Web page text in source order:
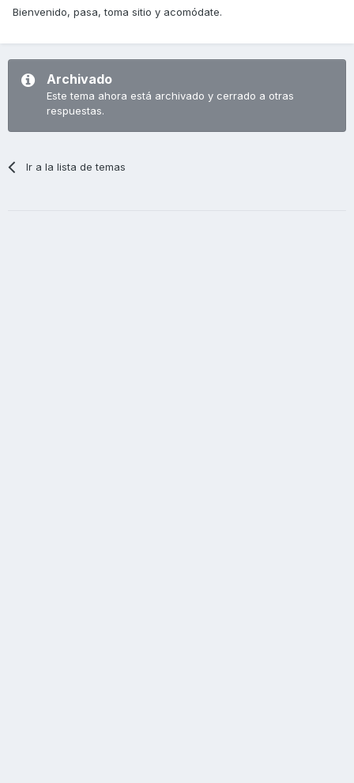
Bienvenido, pasa, toma sitio y acomódate.
Archivado
Este tema ahora está archivado y cerrado a otras
respuestas.
Ir a la lista de temas